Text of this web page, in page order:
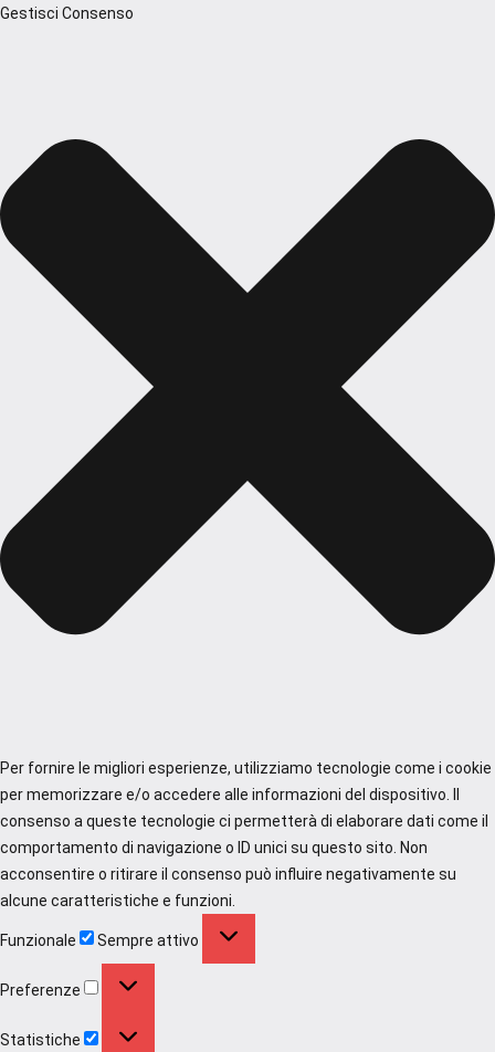
Gestisci Consenso
Per fornire le migliori esperienze, utilizziamo tecnologie come i cookie
per memorizzare e/o accedere alle informazioni del dispositivo. Il
consenso a queste tecnologie ci permetterà di elaborare dati come il
comportamento di navigazione o ID unici su questo sito. Non
acconsentire o ritirare il consenso può influire negativamente su
alcune caratteristiche e funzioni.
Funzionale Sempre attivo
Preferenze
Statistiche